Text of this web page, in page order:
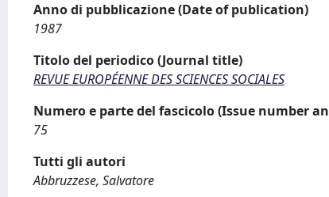
Anno di pubblicazione (Date of publication)
1987
Titolo del periodico (Journal title)
REVUE EUROPÉENNE DES SCIENCES SOCIALES
Numero e parte del fascicolo (Issue number
75
Tutti gli autori
Abbruzzese, Salvatore